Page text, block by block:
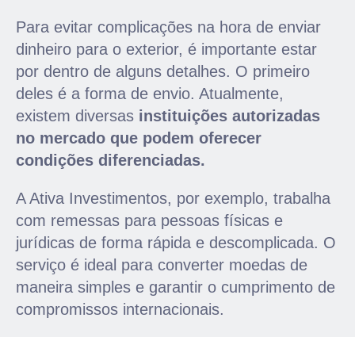
Para evitar complicações na hora de enviar
dinheiro para o exterior, é importante estar
por dentro de alguns detalhes. O primeiro
deles é a forma de envio. Atualmente,
existem diversas instituições autorizadas
no mercado que podem oferecer
condições diferenciadas.
A Ativa Investimentos, por exemplo, trabalha
com remessas para pessoas físicas e
jurídicas de forma rápida e descomplicada. O
serviço é ideal para converter moedas de
maneira simples e garantir o cumprimento de
compromissos internacionais.